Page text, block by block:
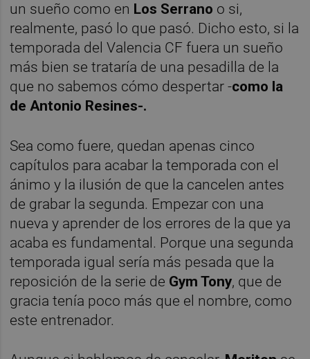
un sueño como en Los Serrano o si,
realmente, pasó lo que pasó. Dicho esto, si la
temporada del Valencia CF fuera un sueño
más bien se trataría de una pesadilla de la
que no sabemos cómo despertar -como la
de Antonio Resines-.
Sea como fuere, quedan apenas cinco
capítulos para acabar la temporada con el
ánimo y la ilusión de que la cancelen antes
de grabar la segunda. Empezar con una
nueva y aprender de los errores de la que ya
acaba es fundamental. Porque una segunda
temporada igual sería más pesada que la
reposición de la serie de Gym Tony, que de
gracia tenía poco más que el nombre, como
este entrenador.